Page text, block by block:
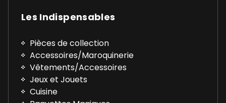
Les Indispensables
Pièces de collection
Accessoires/Maroquinerie
Vêtements/Accessoires
Jeux et Jouets
Cuisine